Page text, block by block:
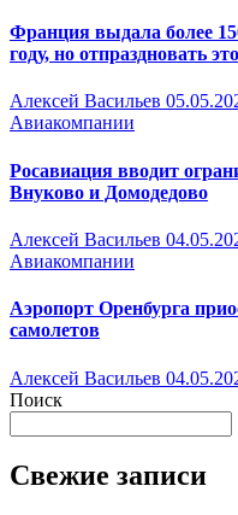
Франция выдала более
году, но отпраздновать
Алексей Васильев
Авиакомпании
Росавиация вводит
Внуково и Домодедово
Алексей Васильев
Авиакомпании
Аэропорт Оренбурга
самолетов
Алексей Васильев
Поиск
Свежие записи